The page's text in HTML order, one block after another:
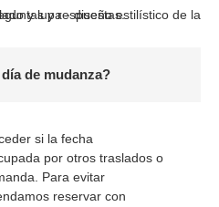
de mudanza?
si la fecha
por otros traslados o
Para evitar
reservar con